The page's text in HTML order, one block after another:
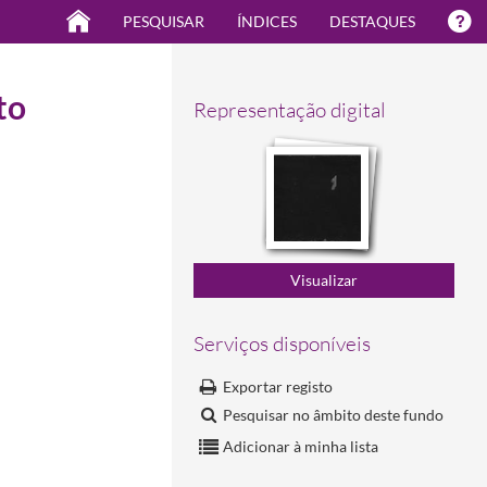
PESQUISAR ÍNDICES DESTAQUES
Representação digital
Serviços disponíveis
Exportar registo
Pesquisar no âmbito deste fundo
Adicionar à minha lista